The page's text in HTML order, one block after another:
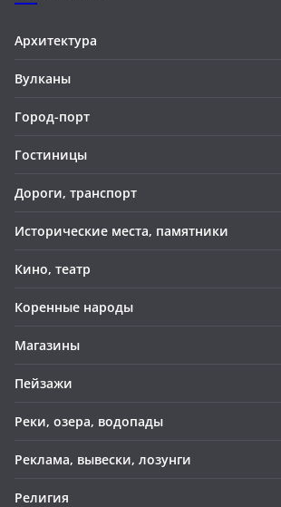
Архитектура
Вулканы
Город-порт
Гостиницы
Дороги, транспорт
Исторические места, памятники
Кино, театр
Коренные народы
Магазины
Пейзажи
Реки, озера, водопады
Реклама, вывески, лозунги
Религия